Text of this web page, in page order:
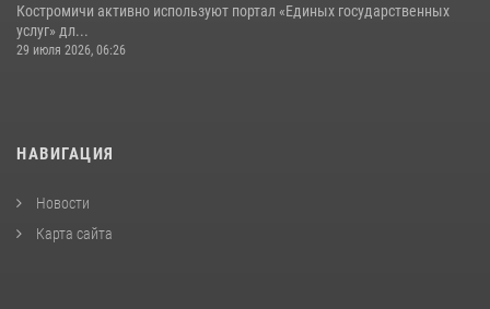
Костромичи активно используют портал «Единых государственных
услуг» дл...
29 июля 2026, 06:26
НАВИГАЦИЯ
Новости
Карта сайта